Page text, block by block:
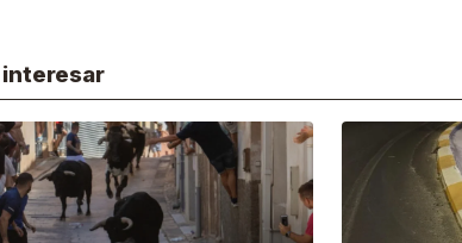
interesar